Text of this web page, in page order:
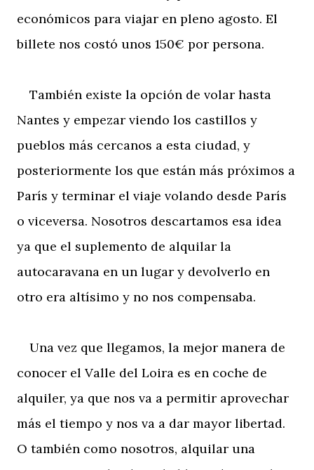
económicos para viajar en pleno agosto. El
billete nos costó unos 150€ por persona.
También existe la opción de volar hasta
Nantes y empezar viendo los castillos y
pueblos más cercanos a esta ciudad, y
posteriormente los que están más próximos a
París y terminar el viaje volando desde París
o viceversa. Nosotros descartamos esa idea
ya que el suplemento de alquilar la
autocaravana en un lugar y devolverlo en
otro era altísimo y no nos compensaba.
Una vez que llegamos, la mejor manera de
conocer el Valle del Loira es en coche de
alquiler, ya que nos va a permitir aprovechar
más el tiempo y nos va a dar mayor libertad.
O también como nosotros, alquilar una